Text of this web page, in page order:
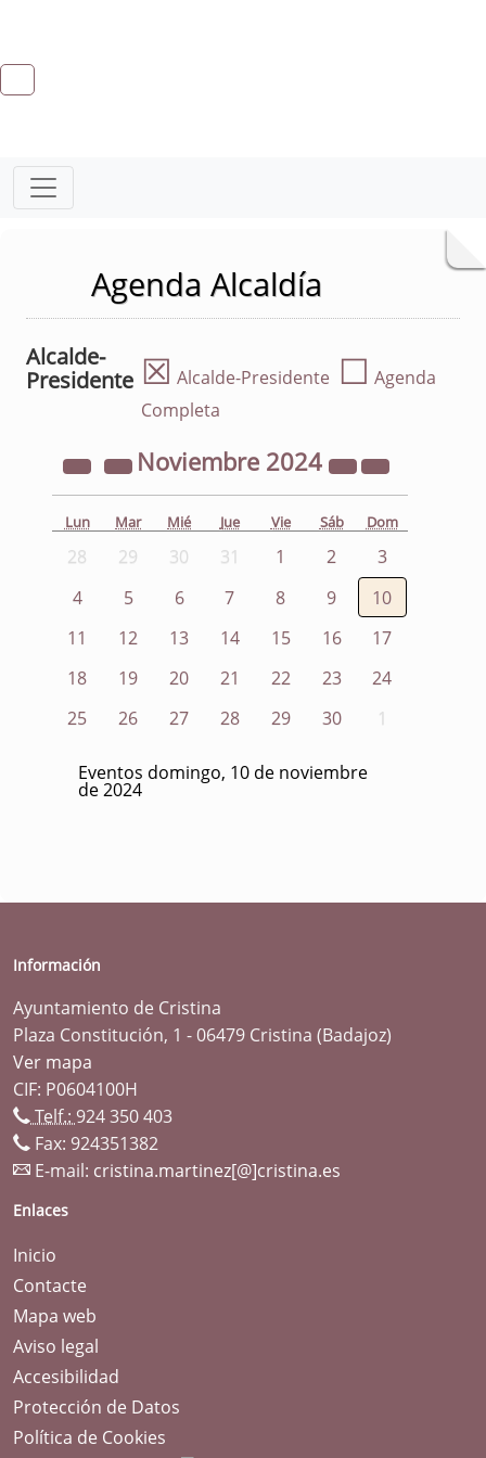
Agenda Alcaldía
Alcalde-
Presidente ☒ Alcalde-Presidente ☐ Agenda
Completa
Noviembre 2024
Lun Mar Mié Jue Vie Sáb Dom
28 29 30 31 1 2
3
4
5 6 7 8 9
10
11
12 13 14 15 16
17
18
19 20 21 22 23
24
25
26 27 28 29 30 1
Eventos domingo, 10 de noviembre
de 2024
Información
Ayuntamiento de Cristina
Plaza Constitución, 1 - 06479 Cristina (Badajoz)
Ver mapa
CIF: P0604100H
Telf.: 924 350 403
Fax: 924351382
E-mail: cristina.martinez[@]cristina.es
Enlaces
Inicio
Contacte
Mapa web
Aviso legal
Accesibilidad
Protección de Datos
Política de Cookies